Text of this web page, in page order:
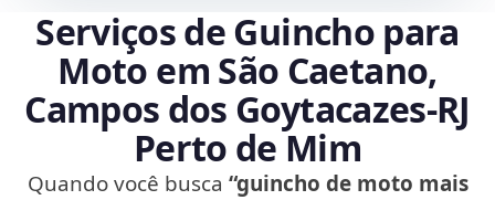
Serviços de Guincho para
Moto em São Caetano,
Campos dos Goytacazes‑RJ
Perto de Mim
Quando você busca “guincho de moto mais